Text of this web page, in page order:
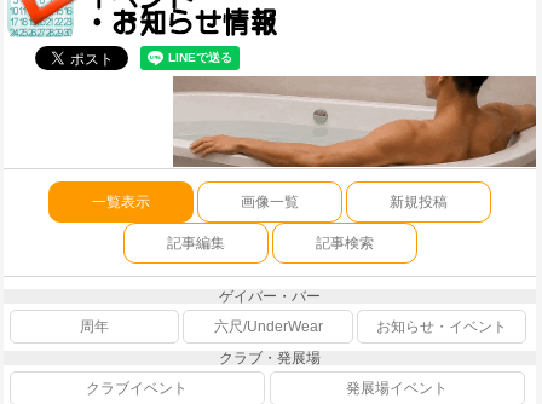
一覧表示 画像一覧 新規投稿
記事編集 記事検索
ゲイバー・バー
周年
六尺/UnderWear
お知らせ・イベント
クラブ・発展場
クラブイベント
発展場イベント